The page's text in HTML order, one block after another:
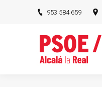
953 584 659